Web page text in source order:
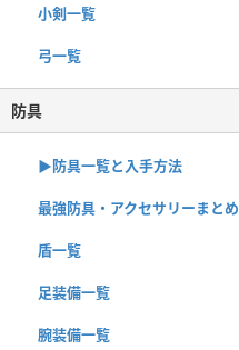
小剣一覧
弓一覧
防具
▶︎防具一覧と入手方法
最強防具・アクセサリーまとめ
盾一覧
足装備一覧
腕装備一覧